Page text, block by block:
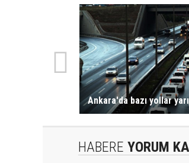
Ankara'da bazı yollar
HABERE YORUM